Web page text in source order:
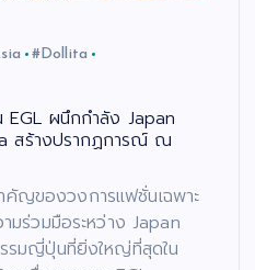
#Dollita
EGL ผนึกกำลัง Japan
สร้างปรากฏการณ์ ณ
ญของวงการแฟชั่นเฉพาะ
มร่วมมือระหว่าง Japan
รมญี่ปุ่นที่ยิ่งใหญ่ที่สุดใน